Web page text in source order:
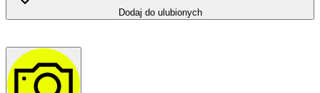
Dodaj do ulubionych